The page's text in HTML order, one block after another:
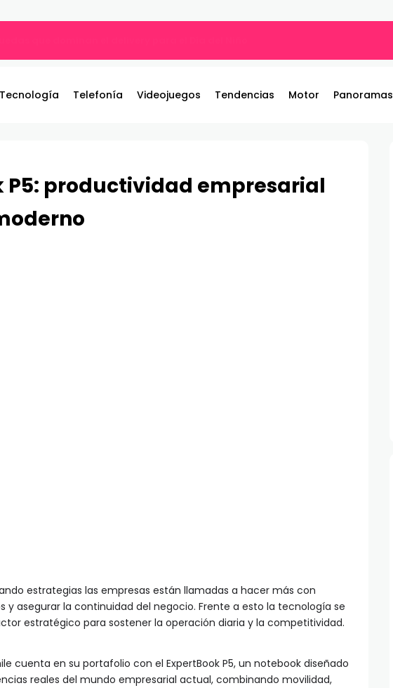
Tecnología Telefonía Videojuegos Tendencias Motor Panoramas
P5: productividad empresarial
estrategias las empresas están llamadas a hacer más con
y asegurar la continuidad del negocio. Frente a esto la tecnología se
estratégico para sostener la operación diaria y la competitividad.
cuenta en su portafolio con el ExpertBook P5, un notebook diseñado
reales del mundo empresarial actual, combinando movilidad,